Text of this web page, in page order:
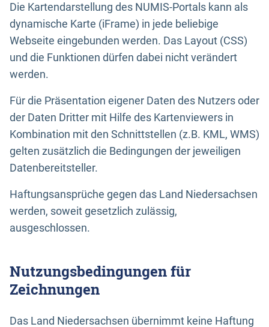
Die Kartendarstellung des NUMIS-Portals kann als
dynamische Karte (iFrame) in jede beliebige
Webseite eingebunden werden. Das Layout (CSS)
und die Funktionen dürfen dabei nicht verändert
werden.
Für die Präsentation eigener Daten des Nutzers oder
der Daten Dritter mit Hilfe des Kartenviewers in
Kombination mit den Schnittstellen (z.B. KML, WMS)
gelten zusätzlich die Bedingungen der jeweiligen
Datenbereitsteller.
Haftungsansprüche gegen das Land Niedersachsen
werden, soweit gesetzlich zulässig,
ausgeschlossen.
Nutzungsbedingungen für
Zeichnungen
Das Land Niedersachsen übernimmt keine Haftung